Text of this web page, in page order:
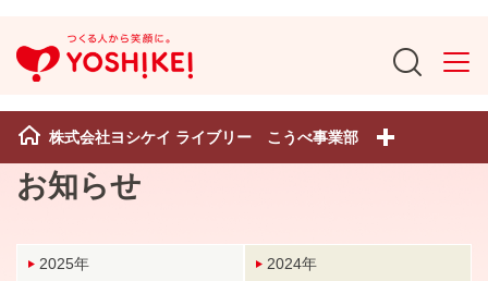
株式会社ヨシケイ ライブリー こうべ事業部
お知らせ
2025年 2024年